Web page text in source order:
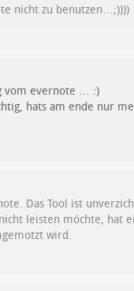
nicht zu benutzen…;))))
vom evernote … :)
hats am ende nur
Das Tool ist
leisten möchte, hat
wird.